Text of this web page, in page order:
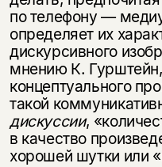
по телефону —
определяет их
дискурсивного
мнению К.
концептуального
такой
дискуссии,
в качество
хорошей шутки или